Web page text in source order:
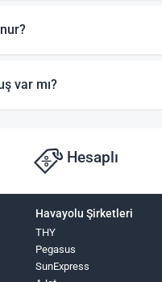
var mı?
Hesaplı
Havayolu Şirketleri
THY
Pegasus
SunExpress